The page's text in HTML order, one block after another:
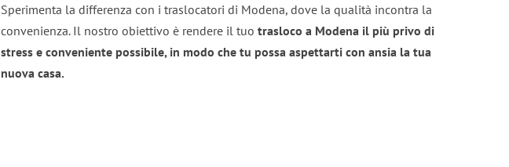
Sperimenta la differenza con i traslocatori di Modena, dove la qualità incontra la
convenienza. Il nostro obiettivo è rendere il tuo trasloco a Modena il più privo di
stress e conveniente possibile, in modo che tu possa aspettarti con ansia la tua
nuova casa.